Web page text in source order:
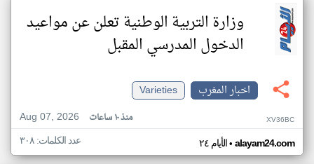
وزارة التربية الوطنية تعلن عن مواعيد
الدخول المدرسي المقبل
اخبار المغرب
Varieties
Aug 07, 2026
منذ ١٠ ساعات XV36BC
الأيام ٢٤• alayam24.com عدد الكلمات: ٣٠٨